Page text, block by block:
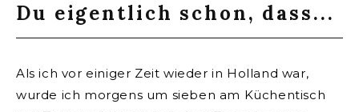
Du eigentlich schon, dass...
Als ich vor einiger Zeit wieder in Holland war,
wurde ich morgens um sieben am Küchentisch